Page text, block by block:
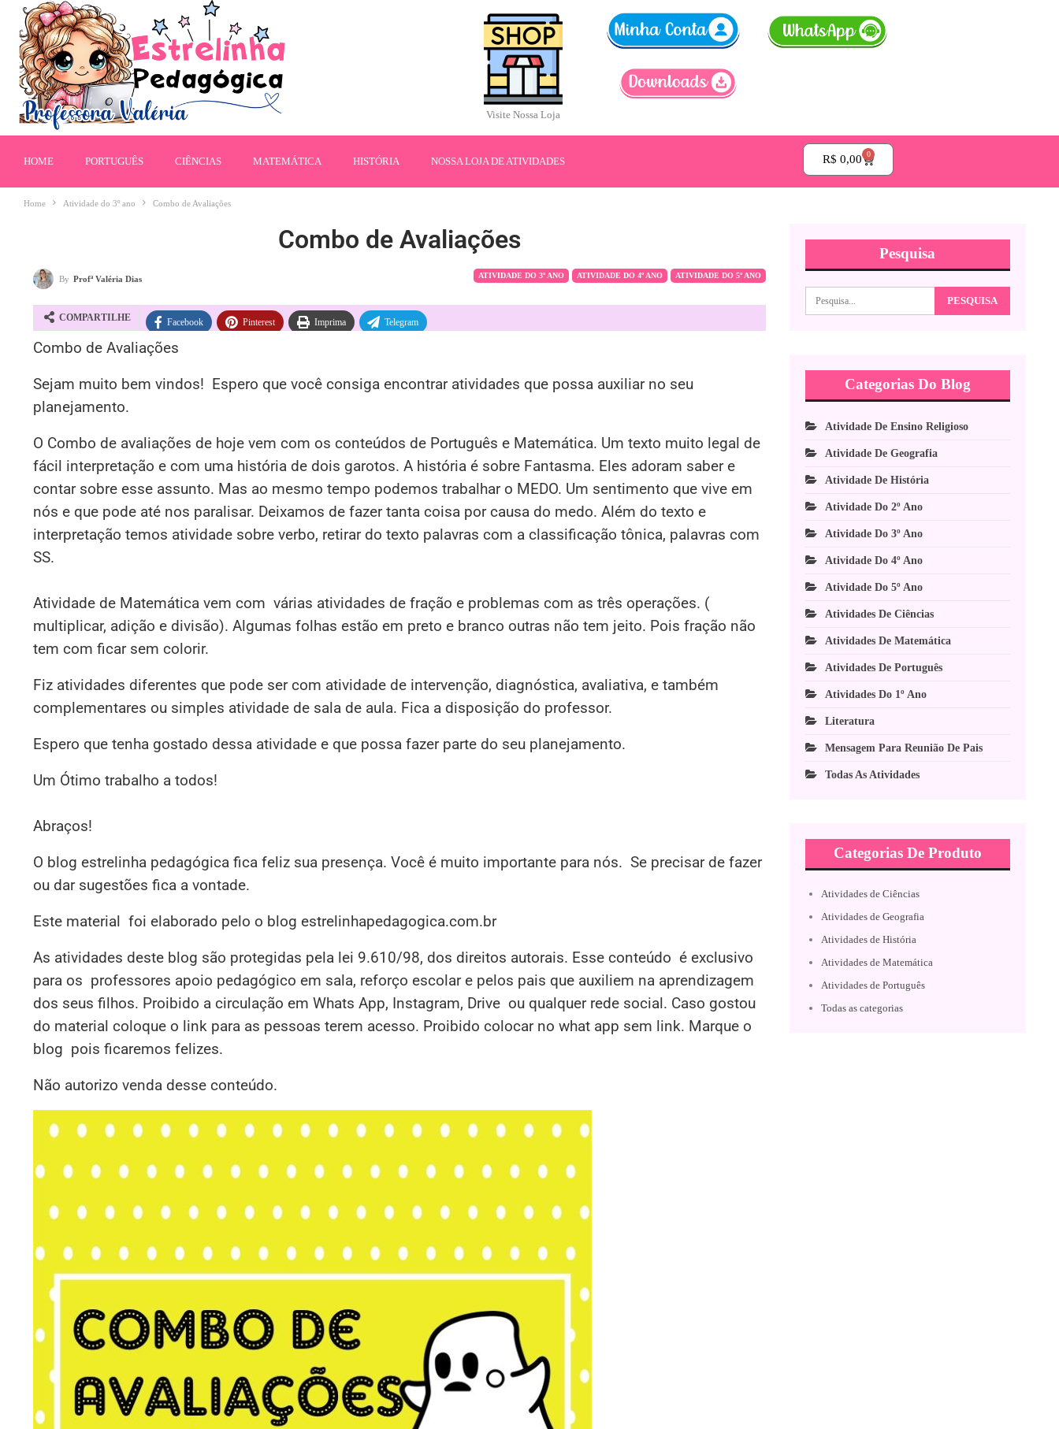
Visite Nossa Loja
HOME PORTUGUÊS CIÊNCIAS MATEMÁTICA HISTÓRIA NOSSA LOJA DE ATIVIDADES R$ 0,00 0
Home Atividade do 3º ano Combo de Avaliações
Combo de Avaliações
ATIVIDADE DO 3º ANO ATIVIDADE DO 4º ANO ATIVIDADE DO 5º ANO
By Profª Valéria Dias
COMPARTILHE Facebook Pinterest Imprima Telegram
Combo de Avaliações
Sejam muito bem vindos! Espero que você consiga encontrar atividades que possa auxiliar no seu
planejamento.
O Combo de avaliações de hoje vem com os conteúdos de Português e Matemática. Um texto muito legal de
fácil interpretação e com uma história de dois garotos. A história é sobre Fantasma. Eles adoram saber e
contar sobre esse assunto. Mas ao mesmo tempo podemos trabalhar o MEDO. Um sentimento que vive em
nós e que pode até nos paralisar. Deixamos de fazer tanta coisa por causa do medo. Além do texto e
interpretação temos atividade sobre verbo, retirar do texto palavras com a classificação tônica, palavras com
SS.
Atividade de Matemática vem com várias atividades de fração e problemas com as três operações. (
multiplicar, adição e divisão). Algumas folhas estão em preto e branco outras não tem jeito. Pois fração não
tem com ficar sem colorir.
Fiz atividades diferentes que pode ser com atividade de intervenção, diagnóstica, avaliativa, e também
complementares ou simples atividade de sala de aula. Fica a disposição do professor.
Espero que tenha gostado dessa atividade e que possa fazer parte do seu planejamento.
Um Ótimo trabalho a todos!
Abraços!
O blog estrelinha pedagógica fica feliz sua presença. Você é muito importante para nós. Se precisar de fazer
ou dar sugestões fica a vontade.
Este material foi elaborado pelo o blog estrelinhapedagogica.com.br
As atividades deste blog são protegidas pela lei 9.610/98, dos direitos autorais. Esse conteúdo é exclusivo
para os professores apoio pedagógico em sala, reforço escolar e pelos pais que auxiliem na aprendizagem
dos seus filhos. Proibido a circulação em Whats App, Instagram, Drive ou qualquer rede social. Caso gostou
do material coloque o link para as pessoas terem acesso. Proibido colocar no what app sem link. Marque o
blog pois ficaremos felizes.
Não autorizo venda desse conteúdo.
Pesquisa
Categorias Do Blog
Atividade De Ensino Religioso
Atividade De Geografia
Atividade De História
Atividade Do 2º Ano
Atividade Do 3º Ano
Atividade Do 4º Ano
Atividade Do 5º Ano
Atividades De Ciências
Atividades De Matemática
Atividades De Português
Atividades Do 1º Ano
Literatura
Mensagem Para Reunião De Pais
Todas As Atividades
Categorias De Produto
Atividades de Ciências
Atividades de Geografia
Atividades de História
Atividades de Matemática
Atividades de Português
Todas as categorias